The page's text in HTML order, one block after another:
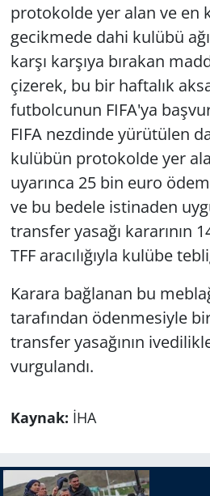
protokolde yer alan ve en
gecikmede dahi kulübü
karşı karşıya bırakan
çizerek, bu bir haftalık
futbolcunun FIFA'ya
FIFA nezdinde yürütülen
kulübün protokolde yer
uyarınca 25 bin euro
ve bu bedele istinaden
transfer yasağı kararının
TFF aracılığıyla kulübe
Karara bağlanan bu
tarafından ödenmesiyle
transfer yasağının
vurgulandı.
Kaynak: İHA